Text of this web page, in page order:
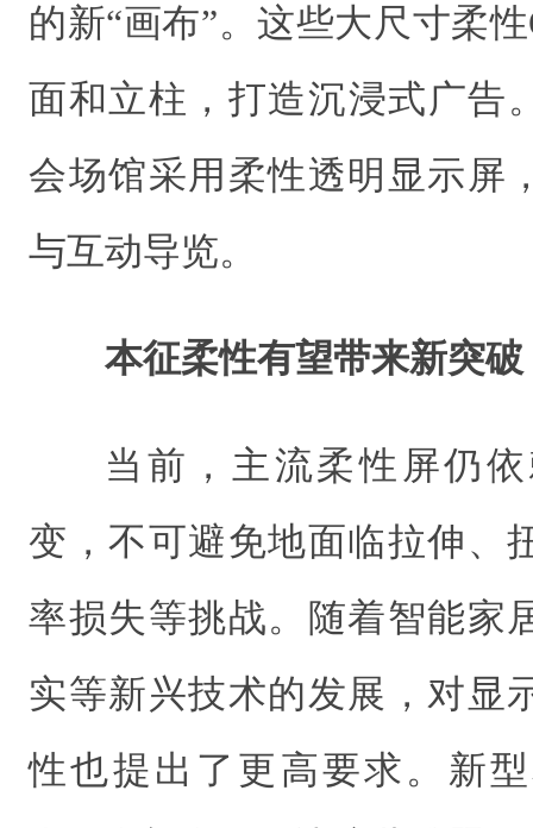
的新“画布”。这些大尺寸柔
面和立柱，打造沉浸式广告
会场馆采用柔性透明显示屏
与互动导览。
本征柔性有望带来新突破
当前，主流柔性屏仍
变，不可避免地面临拉伸、
率损失等挑战。随着智能家
实等新兴技术的发展，对显
性也提出了更高要求。新